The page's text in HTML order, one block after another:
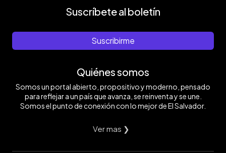
Suscríbete al boletín
Suscribirme
Quiénes somos
Somos un portal abierto, propositivo y moderno, pensado
para reflejar a un país que avanza, se reinventa y se une.
Somos el punto de conexión con lo mejor de El Salvador.
Ver mas ❯